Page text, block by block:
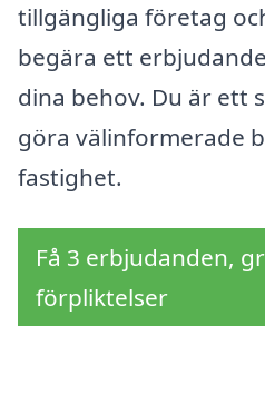
tillgängliga företag
begära ett
dina behov. Du är ett
göra välinformerade
fastighet.
Få 3 erbjudanden,
förpliktelser